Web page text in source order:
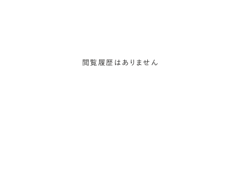
閲覧履歴はありません